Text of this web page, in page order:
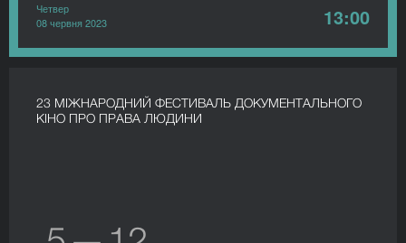
Четвер
08 червня 2023
13:00
23 МІЖНАРОДНИЙ ФЕСТИВАЛЬ ДОКУМЕНТАЛЬНОГО
КІНО ПРО ПРАВА ЛЮДИНИ